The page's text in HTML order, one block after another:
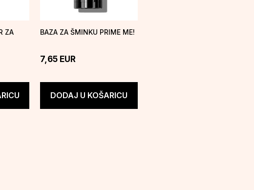
ZA
BAZA ZA ŠMINKU PRIME ME!
7,65 EUR
DODAJ U KOŠARICU